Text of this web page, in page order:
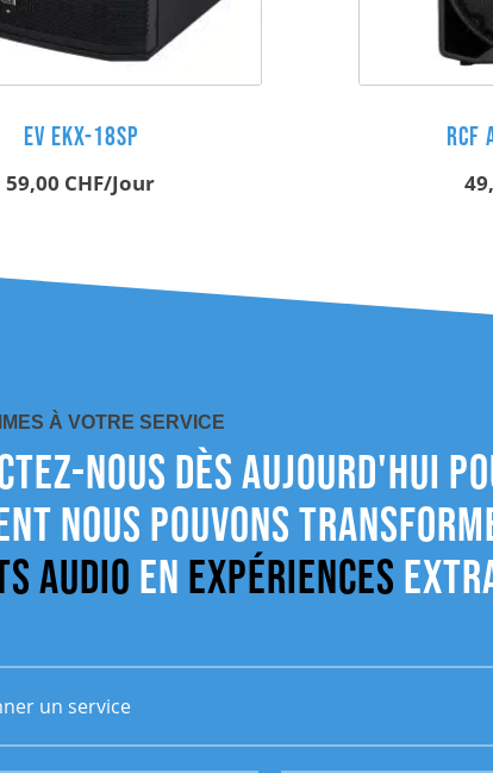
EV EKX-18SP
59,00 CHF/Jour
RCF
À VOTRE SERVICE
nous dès aujourd'hui
nous pouvons
audio en expériences